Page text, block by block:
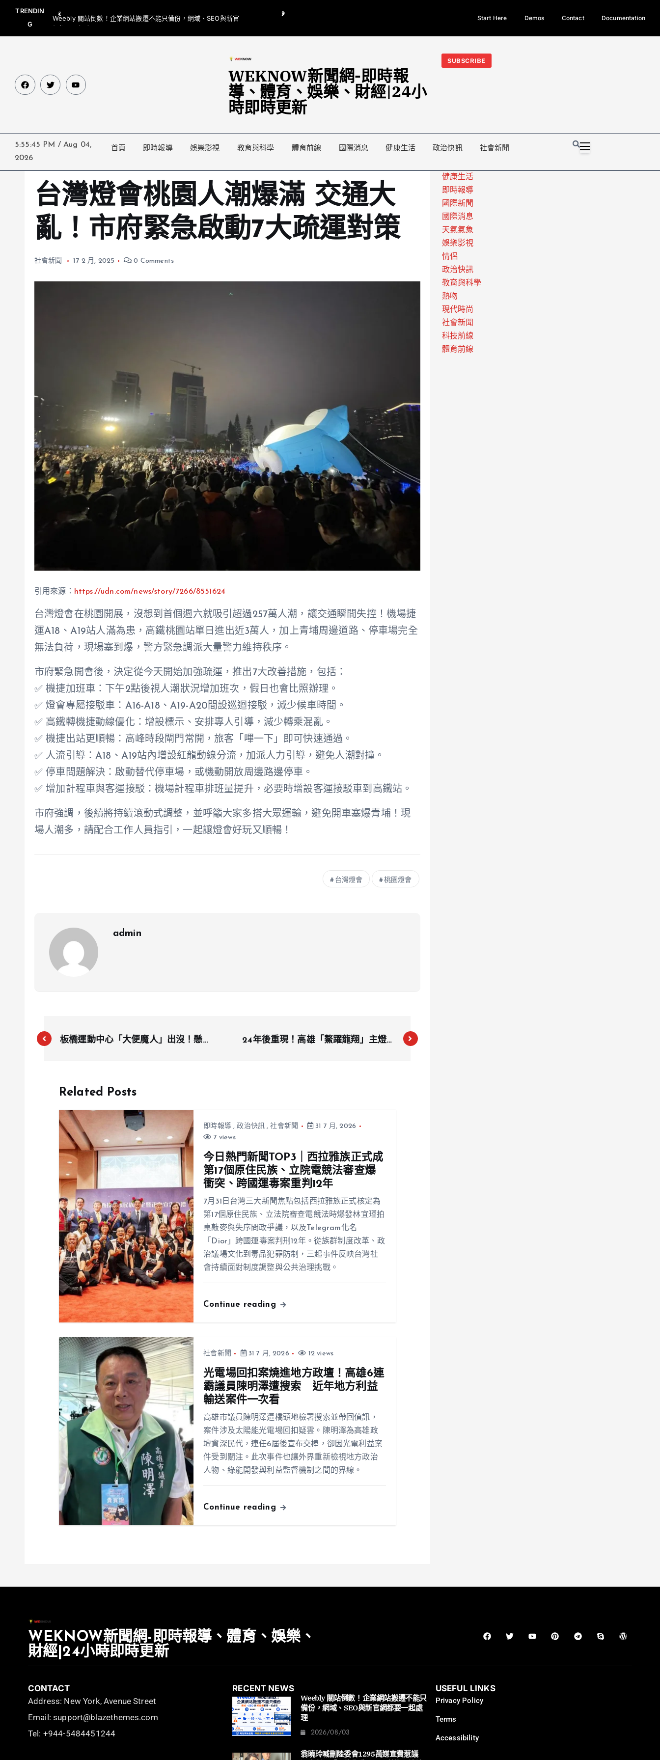
TRENDIN
G
Weebly 關站倒數！企業網站搬遷不能只備份，網域、SEO與新官
網都要一起處理
翁曉玲喊刪陸委會1295萬媒宣費惹議 梁文傑回「只能靠嘴巴」
今日熱門新聞TOP3｜西拉雅族正式成第17個原住民族、立院電競
光電場回
Start Here Demos Contact Documentation
WEKNOW新聞網-即時報
導、體育、娛樂、財經|24小
時即時更新
SUBSCRIBE
5:55:46 PM / Aug 04,
2026
首頁 即時報導 娛樂影視 教育與科學 體育前線 國際消息 健康生活 政治快訊 社會新聞
台灣燈會桃園人潮爆滿 交通大
亂！市府緊急啟動7大疏運對策
社會新聞 17 2 月, 2025 0 Comments
引用來源： https://udn.com/news/story/7266/8551624
台灣燈會在桃園開展，沒想到首個週六就吸引超過257萬人潮，讓交通瞬間失控！機場捷
運A18、A19站人滿為患，高鐵桃園站單日進出近3萬人，加上青埔周邊道路、停車場完全
無法負荷，現場塞到爆，警方緊急調派大量警力維持秩序。
市府緊急開會後，決定從今天開始加強疏運，推出7大改善措施，包括：
✅ 機捷加班車：下午2點後視人潮狀況增加班次，假日也會比照辦理。
✅ 燈會專屬接駁車：A16-A18、A19-A20間設巡迴接駁，減少候車時間。
✅ 高鐵轉機捷動線優化：增設標示、安排專人引導，減少轉乘混亂。
✅ 機捷出站更順暢：高峰時段閘門常開，旅客「嗶一下」即可快速通過。
✅ 人流引導：A18、A19站內增設紅龍動線分流，加派人力引導，避免人潮對撞。
✅ 停車問題解決：啟動替代停車場，或機動開放周邊路邊停車。
✅ 增加計程車與客運接駁：機場計程車排班量提升，必要時增設客運接駁車到高鐵站。
市府強調，後續將持續滾動式調整，並呼籲大家多搭大眾運輸，避免開車塞爆青埔！現
場人潮多，請配合工作人員指引，一起讓燈會好玩又順暢！
台灣燈會 桃園燈會
admin
板橋運動中心「大便魔人」出沒！懸賞
24年後重現！高雄「鰲躍龍翔」主燈復
Related Posts
即時報導,政治快訊,社會新聞
31 7 月, 2026
7 views
今日熱門新聞TOP3｜西拉雅族正式成
第17個原住民族、立院電競法審查爆
衝突、跨國運毒案重判12年
7月31日台灣三大新聞焦點包括西拉雅族正式核定為
第17個原住民族、立法院審查電競法時爆發林宜瑾拍
桌敲麥與失序問政爭議，以及Telegram化名
「Dior」跨國運毒案判刑12年。從族群制度改革、政
治議場文化到毒品犯罪防制，三起事件反映台灣社
會持續面對制度調整與公共治理挑戰。
Continue reading
社會新聞 31 7 月, 2026 12 views
光電場回扣案燒進地方政壇！高雄6連
霸議員陳明澤遭搜索 近年地方利益
輸送案件一次看
高雄市議員陳明澤遭橋頭地檢署搜索並帶回偵訊，
案件涉及太陽能光電場回扣疑雲。陳明澤為高雄政
壇資深民代，連任6屆後宣布交棒，卻因光電利益案
件受到關注。此次事件也讓外界重新檢視地方政治
人物、綠能開發與利益監督機制之間的界線。
Continue reading
健康生活
即時報導
國際新聞
國際消息
天氣氣象
娛樂影視
情侶
政治快訊
教育與科學
熱吻
現代時尚
社會新聞
科技前線
體育前線
WEKNOW新聞網-即時報導、體育、娛樂、
財經|24小時即時更新
CONTACT
Address: New York, Avenue Street
Email: support@blazethemes.com
Tel: +944-5484451244
RECENT NEWS
Weebly 關站倒數！企業網站搬遷不能只
備份，網域、SEO與新官網都要一起處
理
2026/08/03
翁曉玲喊刪陸委會1295萬媒宣費惹議
USEFUL LINKS
Privacy Policy
Terms
Accessibility